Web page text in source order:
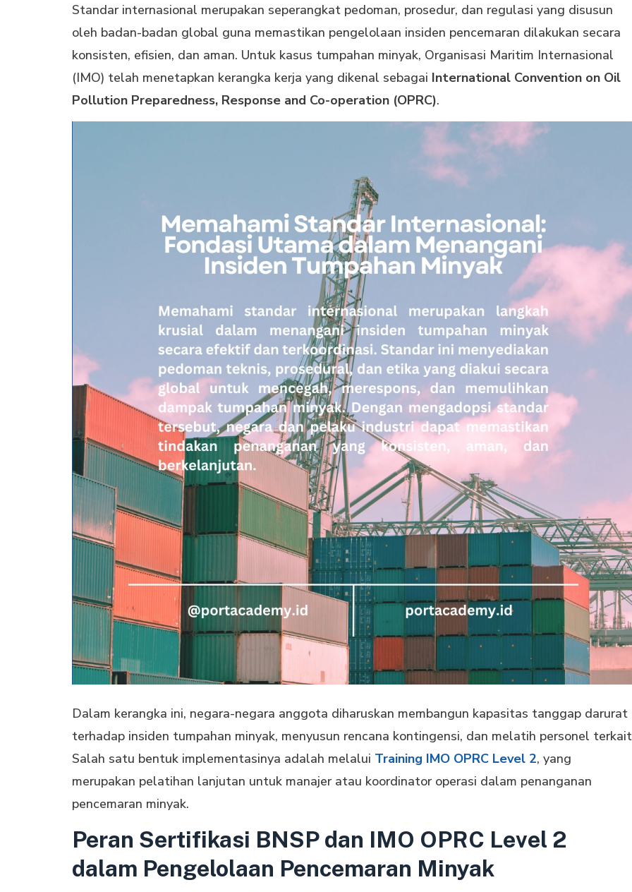
Standar internasional merupakan seperangkat pedoman, prosedur, dan regulasi yang disusun
oleh badan-badan global guna memastikan pengelolaan insiden pencemaran dilakukan secara
konsisten, efisien, dan aman. Untuk kasus tumpahan minyak, Organisasi Maritim Internasional
(IMO) telah menetapkan kerangka kerja yang dikenal sebagai International Convention on Oil
Pollution Preparedness, Response and Co-operation (OPRC).
Dalam kerangka ini, negara-negara anggota diharuskan membangun kapasitas tanggap darurat
terhadap insiden tumpahan minyak, menyusun rencana kontingensi, dan melatih personel
Salah satu bentuk implementasinya adalah melalui Training IMO OPRC Level 2, yang
merupakan pelatihan lanjutan untuk manajer atau koordinator operasi dalam penanganan
pencemaran minyak.
Peran Sertifikasi BNSP dan IMO OPRC Level 2
dalam Pengelolaan Pencemaran Minyak